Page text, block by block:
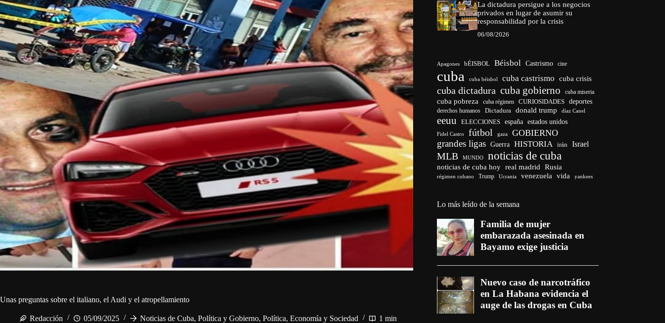
Unas preguntas sobre el italiano, el Audi y el atropellamiento
Redacción 05/09/2025 Noticias de Cuba, Política y Gobierno, Política, Economía y Sociedad 1 min
La dictadura persigue a los negocios
privados en lugar de asumir su
responsabilidad por la crisis
06/08/2026
Apagones bÉISBOL Béisbol Castrismo cine
cuba cuba béisbol cuba castrismo cuba crisis
cuba dictadura cuba gobierno cuba miseria
cuba pobreza cuba régimen CURIOSIDADES deportes
derechos humanos Dictadura donald trump díaz Canel
eeuu ELECCIONES españa estados unidos
Fidel Castro fútbol gaza GOBIERNO
grandes ligas Guerra HISTORIA irán Israel
MLB MUNDO noticias de cuba
noticias de cuba hoy real madrid Rusia
régimen cubano Trump Ucrania venezuela vida yankees
Lo más leído de la semana